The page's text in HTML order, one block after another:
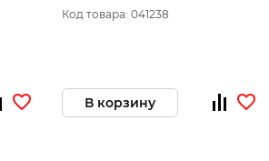
Код товара: 041238
В корзину